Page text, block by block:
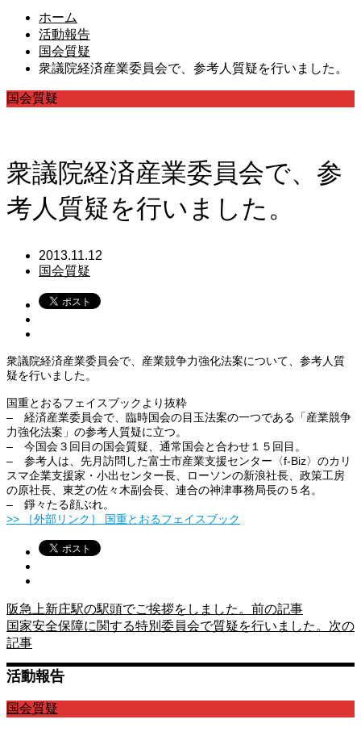
ホーム
活動報告
国会質疑
衆議院経済産業委員会で、参考人質疑を行いました。
国会質疑
衆議院経済産業委員会で、参
考人質疑を行いました。
2013.11.12
国会質疑
衆議院経済産業委員会で、産業競争力強化法案について、参考人質
疑を行いました。
国重とおるフェイスブックより抜粋
– 経済産業委員会で、臨時国会の目玉法案の一つである「産業競争
力強化法案」の参考人質疑に立つ。
– 今国会３回目の国会質疑、通常国会と合わせ１５回目。
– 参考人は、先月訪問した富士市産業支援センター〈f-Biz〉のカリ
スマ企業支援家・小出センター長、ローソンの新浪社長、政策工房
の原社長、東芝の佐々木副会長、連合の神津事務局長の５名。
– 錚々たる顔ぶれ。
>> ［外部リンク］ 国重とおるフェイスブック
阪急上新庄駅の駅頭でご挨拶をしました。 前の記事
国家安全保障に関する特別委員会で質疑を行いました。 次の
記事
活動報告
国会質疑